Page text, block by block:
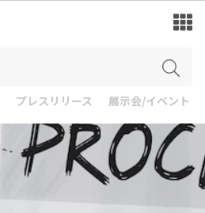
プレスリリース 展示会/イベント